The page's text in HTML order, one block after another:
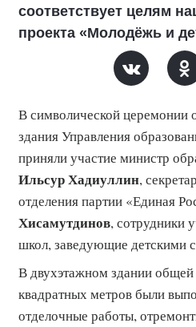
соответствует целям
проекта «Молодёжь и
В символической церемонии
здания Управления
приняли участие министр
Ильсур Хадиуллин,
отделения партии «Единая
Хисамутдинов, сотрудники
школ, заведующие детскими
В двухэтажном здании
квадратных метров были
отделочные работы,